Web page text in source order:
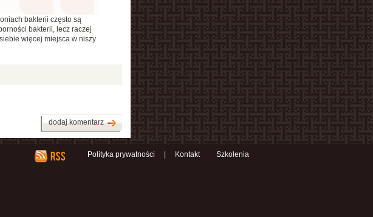
bakterii często są
bakterii, lecz raczej
więcej miejsca w niszy
dodaj komentarz
Polityka prywatności Kontakt Szkolenia